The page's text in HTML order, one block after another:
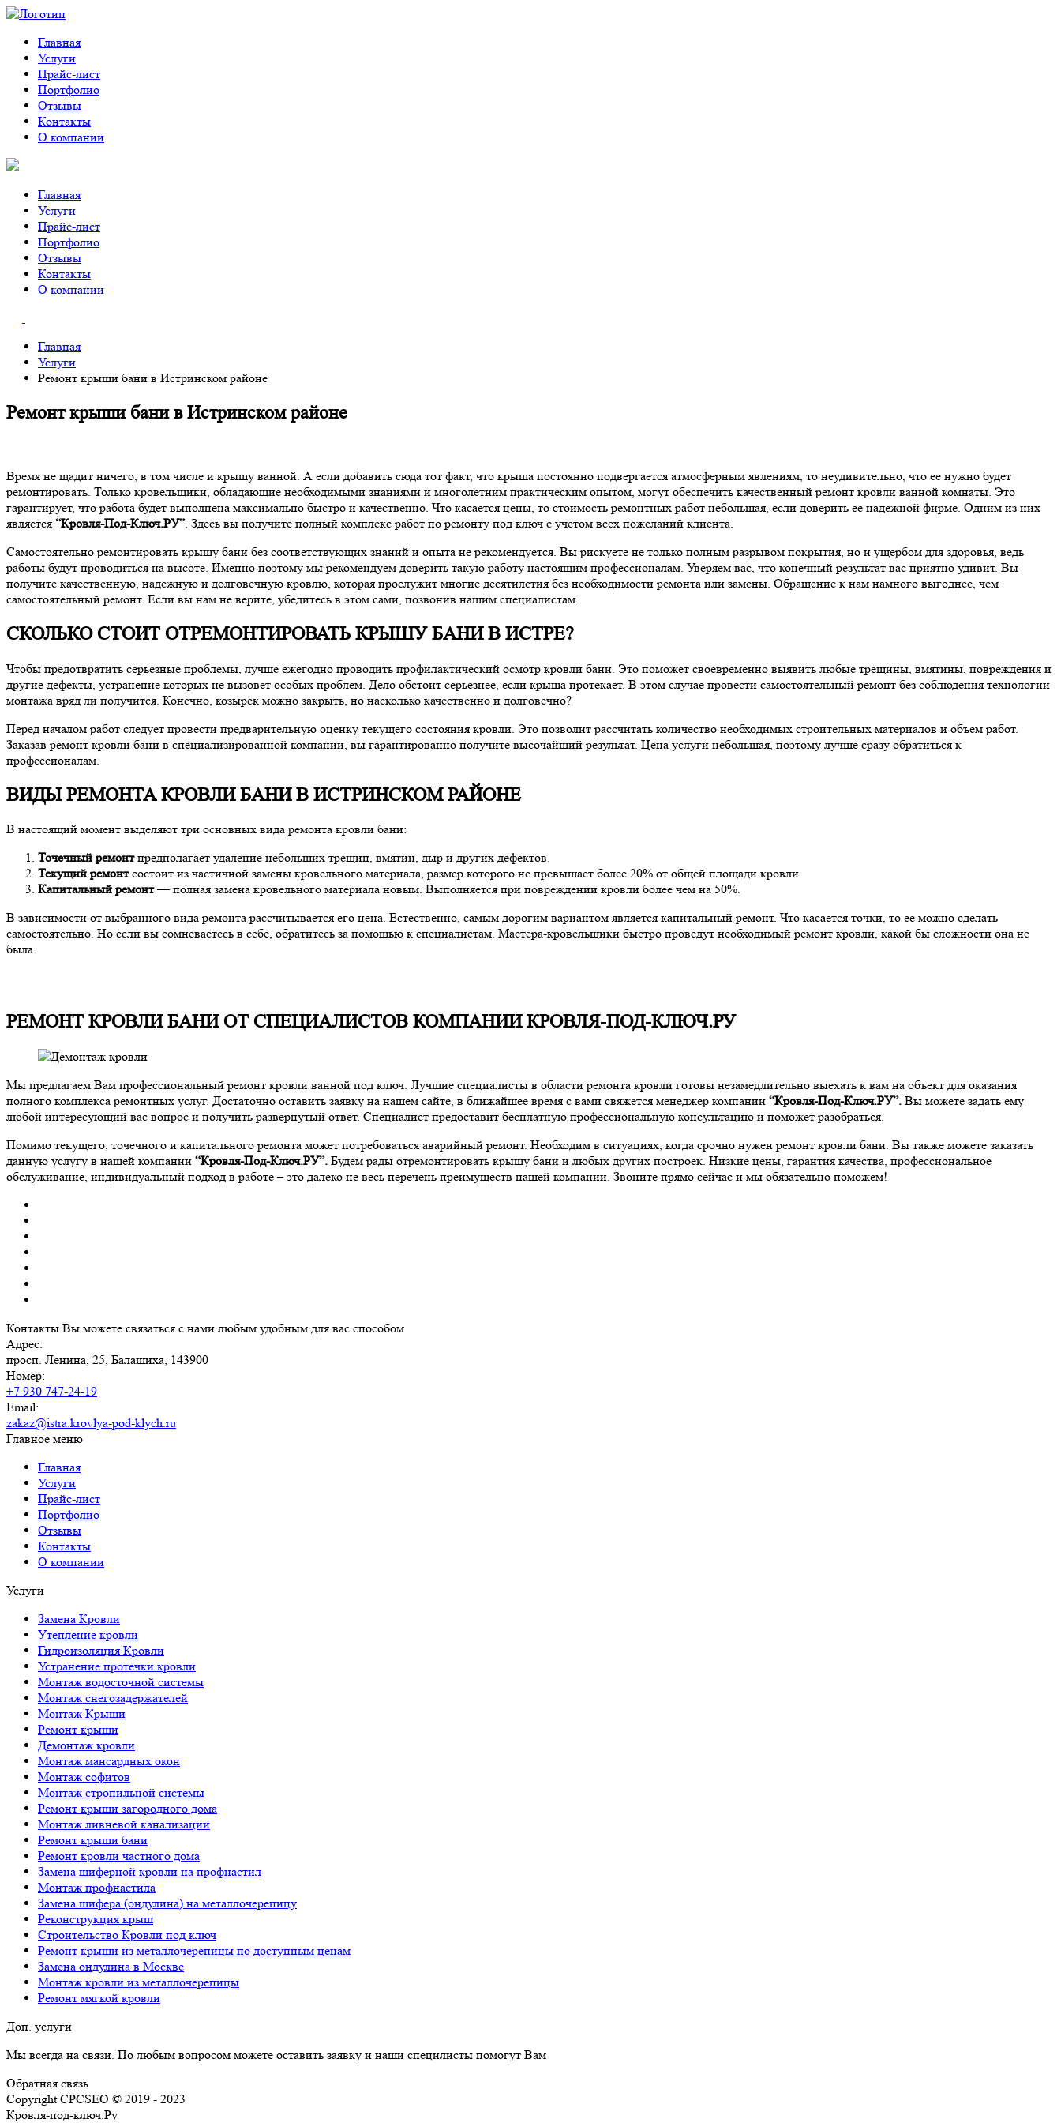
Главная
Услуги
Прайс-лист
Портфолио
Отзывы
Контакты
О компании
Главная
Услуги
Прайс-лист
Портфолио
Отзывы
Контакты
О компании
Главная
Услуги
Ремонт крыши бани в Истринском районе
Ремонт крыши бани в Истринском районе
Время не щадит ничего, в том числе и крышу ванной. А если добавить сюда тот факт, что крыша постоянно подвергается атмосферным явлениям, то неудивительно, что ее нужно будет
ремонтировать. Только кровельщики, обладающие необходимыми знаниями и многолетним практическим опытом, могут обеспечить качественный ремонт кровли ванной комнаты. Это
гарантирует, что работа будет выполнена максимально быстро и качественно. Что касается цены, то стоимость ремонтных работ небольшая, если доверить ее надежной фирме. Одним из них
является “Кровля-Под-Ключ.РУ”. Здесь вы получите полный комплекс работ по ремонту под ключ с учетом всех пожеланий клиента.
Самостоятельно ремонтировать крышу бани без соответствующих знаний и опыта не рекомендуется. Вы рискуете не только полным разрывом покрытия, но и ущербом для здоровья, ведь
работы будут проводиться на высоте. Именно поэтому мы рекомендуем доверить такую работу настоящим профессионалам. Уверяем вас, что конечный результат вас приятно удивит. Вы
получите качественную, надежную и долговечную кровлю, которая прослужит многие десятилетия без необходимости ремонта или замены. Обращение к нам намного выгоднее, чем
самостоятельный ремонт. Если вы нам не верите, убедитесь в этом сами, позвонив нашим специалистам.
СКОЛЬКО СТОИТ ОТРЕМОНТИРОВАТЬ КРЫШУ БАНИ В ИСТРЕ?
Чтобы предотвратить серьезные проблемы, лучше ежегодно проводить профилактический осмотр кровли бани. Это поможет своевременно выявить любые трещины, вмятины, повреждения и
другие дефекты, устранение которых не вызовет особых проблем. Дело обстоит серьезнее, если крыша протекает. В этом случае провести самостоятельный ремонт без соблюдения технологии
монтажа вряд ли получится. Конечно, козырек можно закрыть, но насколько качественно и долговечно?
Перед началом работ следует провести предварительную оценку текущего состояния кровли. Это позволит рассчитать количество необходимых строительных материалов и объем работ.
Заказав ремонт кровли бани в специализированной компании, вы гарантированно получите высочайший результат. Цена услуги небольшая, поэтому лучше сразу обратиться к
профессионалам.
ВИДЫ РЕМОНТА КРОВЛИ БАНИ В ИСТРИНСКОМ РАЙОНЕ
В настоящий момент выделяют три основных вида ремонта кровли бани:
Точечный ремонтпредполагает удаление небольших трещин, вмятин, дыр и других дефектов.
Текущий ремонтсостоит из частичной замены кровельного материала, размер которого не превышает более 20% от общей площади кровли.
Капитальный ремонт— полная замена кровельного материала новым. Выполняется при повреждении кровли более чем на 50%.
В зависимости от выбранного вида ремонта рассчитывается его цена. Естественно, самым дорогим вариантом является капитальный ремонт. Что касается точки, то ее можно сделать
самостоятельно. Но если вы сомневаетесь в себе, обратитесь за помощью к специалистам. Мастера-кровельщики быстро проведут необходимый ремонт кровли, какой бы сложности она не
была.
РЕМОНТ КРОВЛИ БАНИ ОТ СПЕЦИАЛИСТОВ КОМПАНИИ КРОВЛЯ-ПОД-КЛЮЧ.РУ
Мы предлагаем Вам профессиональный ремонт кровли ванной под ключ. Лучшие специалисты в области ремонта кровли готовы незамедлительно выехать к вам на объект для оказания
полного комплекса ремонтных услуг. Достаточно оставить заявку на нашем сайте, в ближайшее время с вами свяжется менеджер компании “Кровля-Под-Ключ.РУ”. Вы можете задать ему
любой интересующий вас вопрос и получить развернутый ответ. Специалист предоставит бесплатную профессиональную консультацию и поможет разобраться.
Помимо текущего, точечного и капитального ремонта может потребоваться аварийный ремонт. Необходим в ситуациях, когда срочно нужен ремонт кровли бани. Вы также можете заказать
данную услугу в нашей компании “Кровля-Под-Ключ.РУ”. Будем рады отремонтировать крышу бани и любых других построек. Низкие цены, гарантия качества, профессиональное
обслуживание, индивидуальный подход в работе – это далеко не весь перечень преимуществ нашей компании. Звоните прямо сейчас и мы обязательно поможем!
Контакты Вы можете связаться с нами любым удобным для вас способом
Адрес:
просп. Ленина, 25, Балашиха, 143900
Номер:
+7 930 747-24-19
Email:
zakaz@istra.krovlya-pod-klych.ru
Главное меню
Главная
Услуги
Прайс-лист
Портфолио
Отзывы
Контакты
О компании
Услуги
Замена Кровли
Утепление кровли
Гидроизоляция Кровли
Устранение протечки кровли
Монтаж водосточной системы
Монтаж снегозадержателей
Монтаж Крыши
Ремонт крыши
Демонтаж кровли
Монтаж мансардных окон
Монтаж софитов
Монтаж стропильной системы
Ремонт крыши загородного дома
Монтаж ливневой канализации
Ремонт крыши бани
Ремонт кровли частного дома
Замена шиферной кровли на профнастил
Монтаж профнастила
Замена шифера (ондулина) на металлочерепицу
Реконструкция крыш
Строительство Кровли под ключ
Ремонт крыши из металлочерепицы по доступным ценам
Замена ондулина в Москве
Монтаж кровли из металлочерепицы
Ремонт мягкой кровли
Доп. услуги
Мы всегда на связи. По любым вопросом можете оставить заявку и наши специлисты помогут Вам
Обратная связь
Copyright CPCSEO © 2019 - 2023
Кровля-под-ключ.Ру